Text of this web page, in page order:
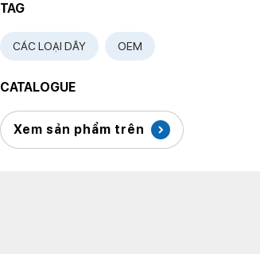
TAG
CÁC LOẠI DÂY OEM
CATALOGUE
Xem sản phẩm trên